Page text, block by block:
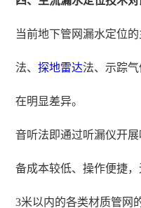
当前地下管网漏水定位
法、探地雷达法、示踪
在明显差异。
音听法即通过听漏仪开
备成本较低、操作便捷
3米以内的各类材质管网